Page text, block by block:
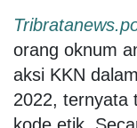
orang oknum
aksi KKN
2022, ternyata